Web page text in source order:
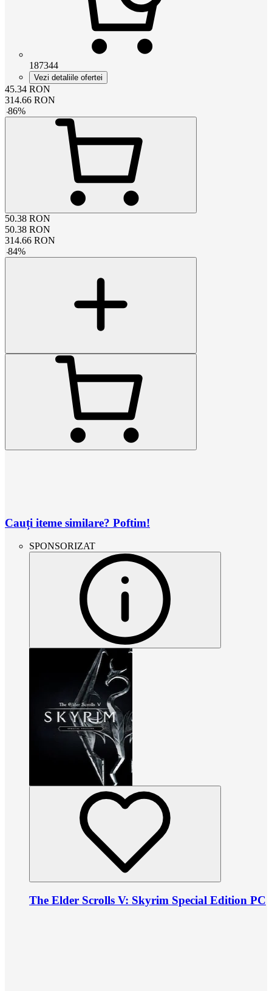
187344
Vezi detaliile ofertei
45.34 RON
314.66 RON
-86%
50.38 RON
50.38 RON
314.66 RON
-84%
Cauți iteme similare? Poftim!
SPONSORIZAT
The Elder Scrolls V: Skyrim Special Edition PC